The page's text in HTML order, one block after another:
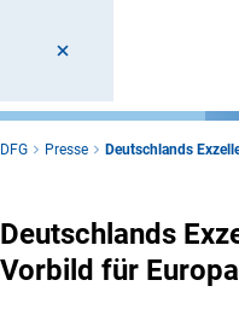
DFG Presse Deutschlands
Deutschlands
Vorbild für Europa